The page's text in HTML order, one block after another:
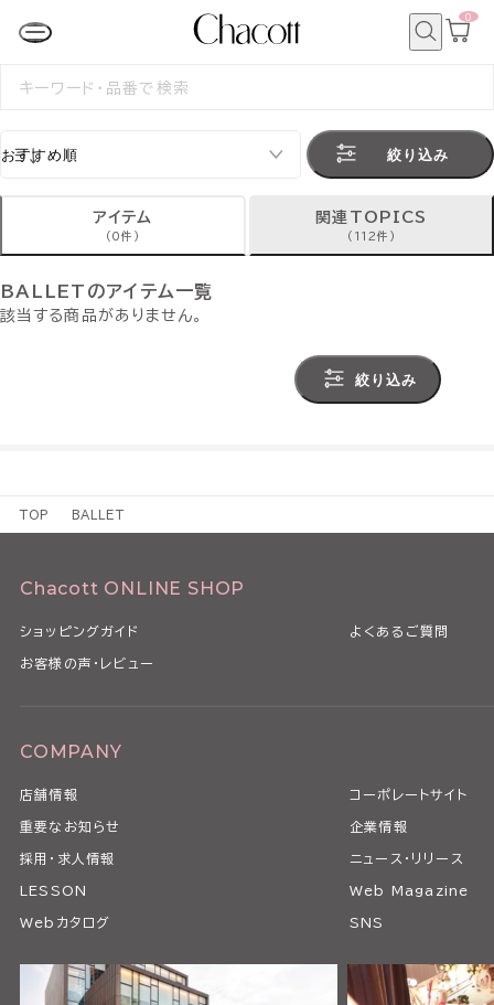
カ
0
検
絞り込み
アイテム
(0件)
関連TOPICS
(112件)
BALLETのアイテム一覧
該当する商品がありません。
絞り込み
TOP BALLET
Chacott ONLINE SHOP
ショッピングガイド よくあるご質問
お客様の声・レビュー
COMPANY
店舗情報 コーポレートサイト
重要なお知らせ 企業情報
採用・求人情報 ニュース・リリース
LESSON Web Magazine
Webカタログ SNS